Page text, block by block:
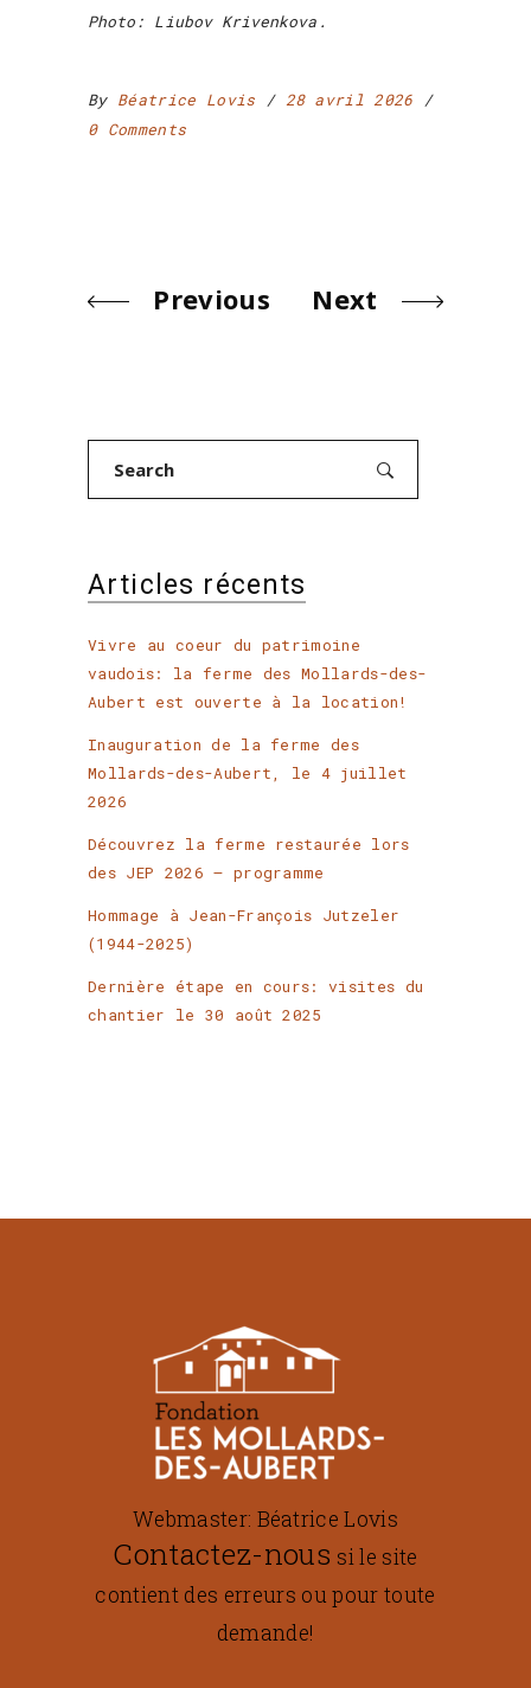
Photo: Liubov Krivenkova.
By Béatrice Lovis
28 avril 2026
0 Comments
Previous Next
Articles récents
Vivre au coeur du patrimoine
vaudois: la ferme des Mollards-des-
Aubert est ouverte à la location!
Inauguration de la ferme des
Mollards-des-Aubert, le 4 juillet
2026
Découvrez la ferme restaurée lors
des JEP 2026 – programme
Hommage à Jean-François Jutzeler
(1944-2025)
Dernière étape en cours: visites du
chantier le 30 août 2025
Webmaster: Béatrice Lovis
Contactez-nous si le site
contient des erreurs ou pour toute
demande!